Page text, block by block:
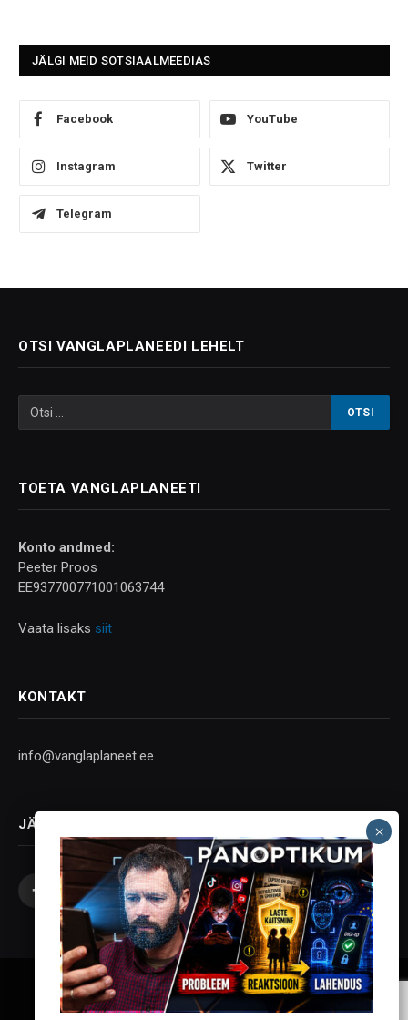
JÄLGI MEID SOTSIAALMEEDIAS
Facebook YouTube
Instagram Twitter
Telegram
OTSI VANGLAPLANEEDI LEHELT
TOETA VANGLAPLANEETI
Konto andmed:
Peeter Proos
EE937700771001063744
Vaata lisaks siit
KONTAKT
info@vanglaplaneet.ee
JÄLGI SOTSIAALMEEDIAS
Facebook
X
(Twitter)
InstagramYouTubeTelegram
Vanglaplaneet - Vastupanu Vaim